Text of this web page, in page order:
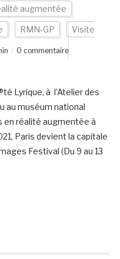
augmentée
RMN-GP Visite
0 commentaire
Lyrique, à l’Atelier des
au muséum national
en réalité augmentée à
Paris devient la capitale
Festival (Du 9 au 13